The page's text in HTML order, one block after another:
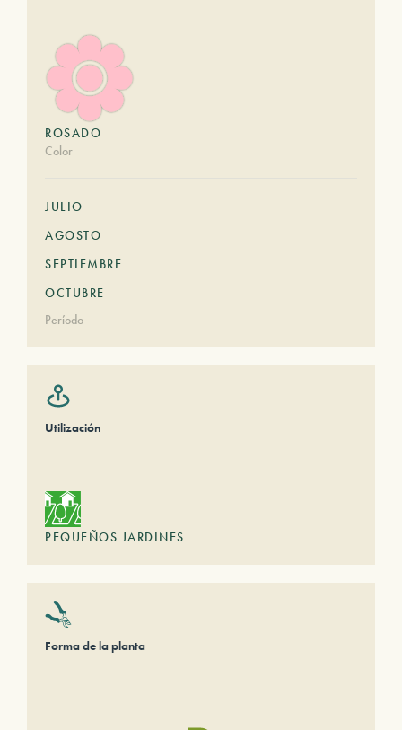
ROSADO
Color
JULIO
AGOSTO
SEPTIEMBRE
OCTUBRE
Período
Utilización
PEQUEÑOS JARDINES
Forma de la planta